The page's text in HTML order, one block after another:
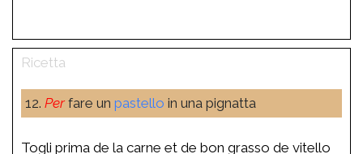
12. Perfare un pastello in una pignatta
Togli prima de la carne et de bon grasso de vitello